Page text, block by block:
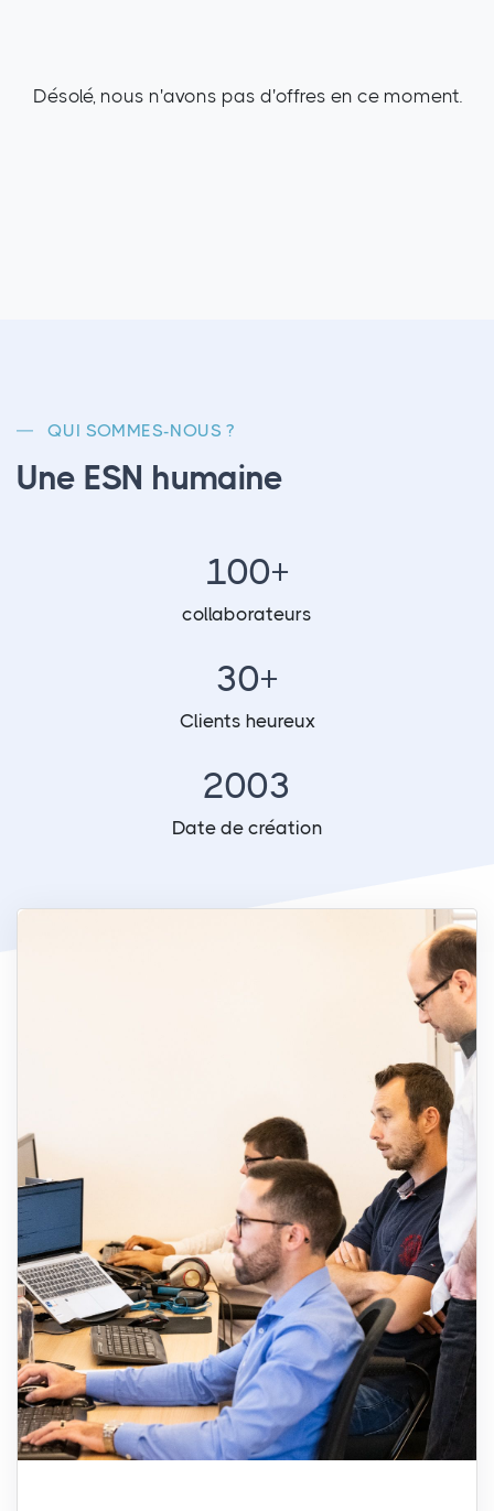
Désolé, nous n'avons pas d'offres en ce moment.
QUI SOMMES-NOUS ?
Une ESN humaine
100+
collaborateurs
30+
Clients heureux
2003
Date de création